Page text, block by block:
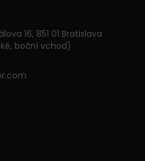
16, 851 01 Bratislava
boční vchod)